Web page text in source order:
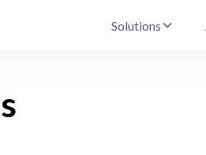
Solutions